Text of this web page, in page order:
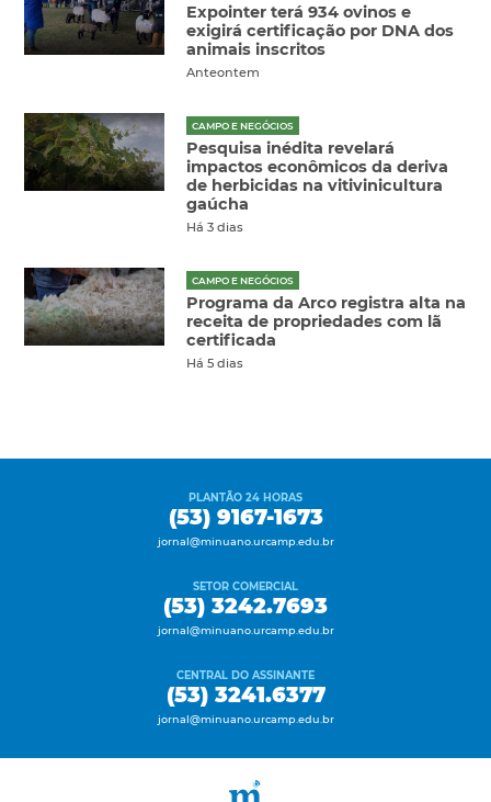
Expointer terá 934 ovinos e
exigirá certificação por DNA dos
animais inscritos
Anteontem
CAMPO E NEGÓCIOS
Pesquisa inédita revelará
impactos econômicos da deriva
de herbicidas na vitivinicultura
gaúcha
Há 3 dias
CAMPO E NEGÓCIOS
Programa da Arco registra alta na
receita de propriedades com lã
certificada
Há 5 dias
PLANTÃO 24 HORAS
(53) 9167-1673
jornal@minuano.urcamp.edu.br
SETOR COMERCIAL
(53) 3242.7693
jornal@minuano.urcamp.edu.br
CENTRAL DO ASSINANTE
(53) 3241.6377
jornal@minuano.urcamp.edu.br